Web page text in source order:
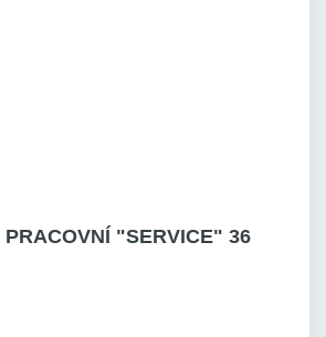
PRACOVNÍ "SERVICE" 36